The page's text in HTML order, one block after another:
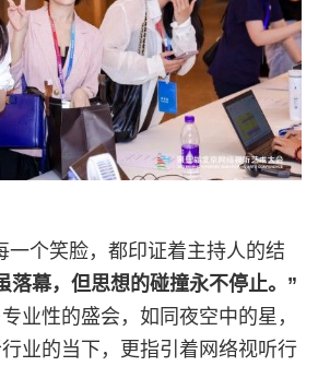
一个笑脸，都印证着主持人的结
落幕，但思想的碰撞永不停止。”
业性的盛会，如同夜空中的星，
业的当下，更指引着网络视听行